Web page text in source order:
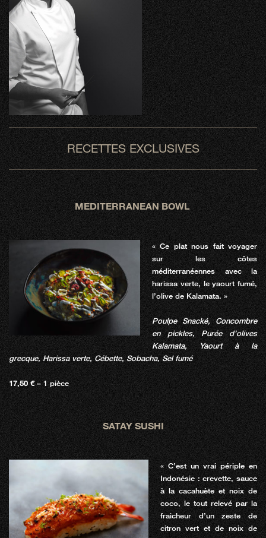
RECETTES EXCLUSIVES
MEDITERRANEAN BOWL
« Ce plat nous fait voyager
sur les côtes
méditerranéennes avec la
harissa verte, le yaourt fumé,
l’olive de Kalamata. »
Poulpe Snacké, Concombre
en pickles, Purée d’olives
Kalamata, Yaourt à la
grecque, Harissa verte, Cébette, Sobacha, Sel fumé
17,50 €– 1 pièce
SATAY SUSHI
« C’est un vrai périple en
Indonésie : crevette, sauce
à la cacahuète et noix de
coco, le tout relevé par la
fraicheur d’un zeste de
citron vert et de noix de